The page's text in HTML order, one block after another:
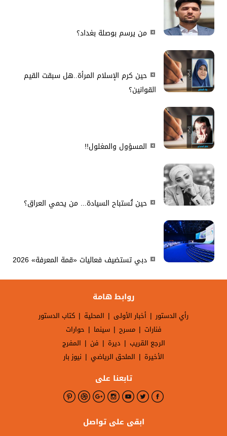
من يرسم بوصلة بغداد؟
حين كرم الإسلام المرأة..هل سبقت القيم
القوانين؟
المسؤول والمغلول!!
حين تُستباح السيادة... من يحمي العراق؟
دبي تستضيف فعاليات «قمة المعرفة» 2026
روابط هامة
رأي الدستور | أخبار الأولى | المحلية | كتاب الدستور
فنارات | مسرح | سينما | حوارات
الرجع القريب | ديرة | فن | المفرج
الأخيرة | الملحق الرياضي | نيوز بار
تابعنا على
ابقى على تواصل